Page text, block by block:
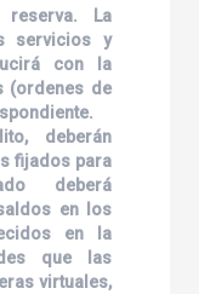
La
servicios y
con la
(ordenes de
deberán
fijados para
deberá
en los
en la
que las
virtuales,